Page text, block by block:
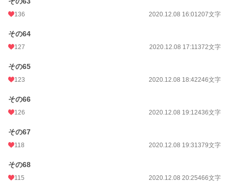
136 2020.12.08 16:01207文字
その64
127 2020.12.08 17:11372文字
その65
123 2020.12.08 18:42246文字
その66
126 2020.12.08 19:12436文字
その67
118 2020.12.08 19:31379文字
その68
115 2020.12.08 20:25466文字